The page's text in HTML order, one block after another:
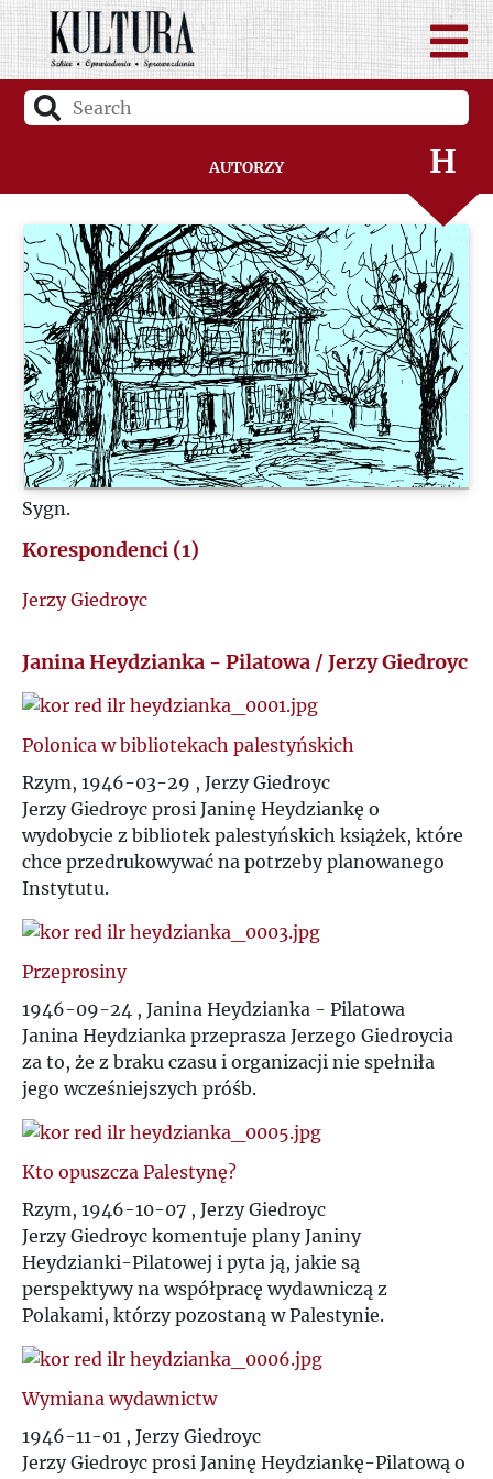
Autorzy
F
G
H
I
J
K
L
Ł
R
U
Sygn.
Korespondenci (1)
Jerzy Giedroyc
Janina Heydzianka - Pilatowa / Jerzy Giedroyc
Polonica w bibliotekach palestyńskich
Rzym, 1946-03-29 , Jerzy Giedroyc
Jerzy Giedroyc prosi Janinę Heydziankę o
wydobycie z bibliotek palestyńskich książek, które
chce przedrukowywać na potrzeby planowanego
Instytutu.
Przeprosiny
1946-09-24 , Janina Heydzianka - Pilatowa
Janina Heydzianka przeprasza Jerzego Giedroycia
za to, że z braku czasu i organizacji nie spełniła
jego wcześniejszych próśb.
Kto opuszcza Palestynę?
Rzym, 1946-10-07 , Jerzy Giedroyc
Jerzy Giedroyc komentuje plany Janiny
Heydzianki-Pilatowej i pyta ją, jakie są
perspektywy na współpracę wydawniczą z
Polakami, którzy pozostaną w Palestynie.
Wymiana wydawnictw
1946-11-01 , Jerzy Giedroyc
Jerzy Giedroyc prosi Janinę Heydziankę-Pilatową o